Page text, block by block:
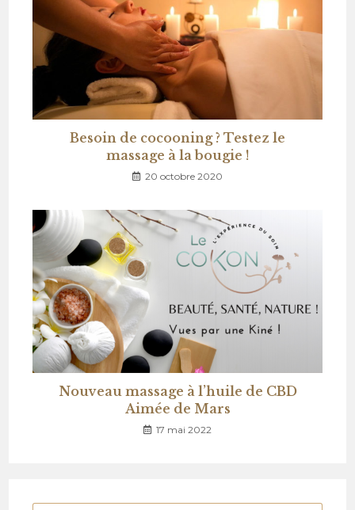
Besoin de cocooning ? Testez le
massage à la bougie !
20 octobre 2020
Nouveau massage à l’huile de CBD
Aimée de Mars
17 mai 2022